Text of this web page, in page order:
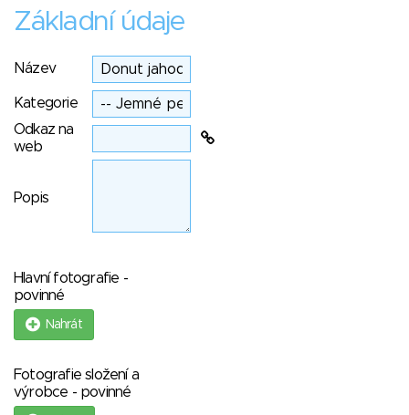
Základní údaje
Název
Kategorie
Odkaz na
web
Popis
Hlavní fotografie -
povinné
Nahrát
Fotografie složení a
výrobce - povinné